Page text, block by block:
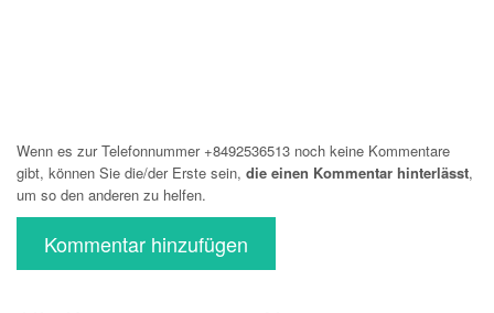
Wenn es zur Telefonnummer +8492536513 noch keine Kommentare
gibt, können Sie die/der Erste sein, die einen Kommentar hinterlässt,
um so den anderen zu helfen.
Kommentar hinzufügen